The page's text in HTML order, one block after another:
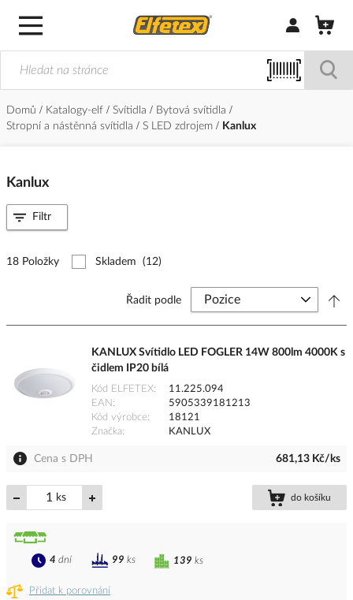
Přihlásit/
Domů Katalogy-elf Svítidla
Bytová svítidla
Stropní a nástěnná svítidla
S LED zdrojem Kanlux
Kanlux
18 Položky Skladem (12)
Řadit podle
KANLUX Svítidlo LED FOGLER 14W 800lm 4000K s
čidlem IP20 bílá
Kód ELFETEX
11.225.094
EAN
5905339181213
Kód výrobce
18121
Značka
KANLUX
Cena s DPH 681,13 Kč/ks
ks do košíku
Přidat k porovnání
139 ks
4 dní 99 ks
Filtr